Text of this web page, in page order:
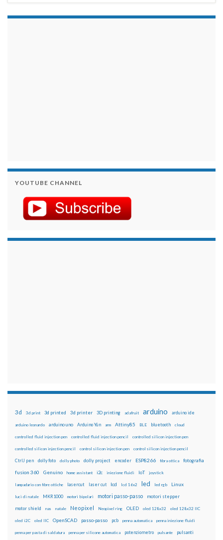
YOUTUBE CHANNEL
3d 3d print 3d printed 3d printer 3D printing adafruit arduino arduino ide
arduino leonardo arduino uno Arduino Yún arm Attiny85 BLE bluetooth cloud
controlled fluid injection pen controlled fluid injection pencil controlled silicon injection pen
controlled silicon injection pencil control silicon injection pen control silicon injection pencil
CtrlJ pen dolly foto dolly photo dolly project encoder ESP8266 fibra ottica fotografia
fusion 360 Genuino home assistant i2c iniezione fluidi IoT joystick
lampadario con fibre ottiche lasercut laser cut lcd lcd 16x2 led led rgb Linux
luci di natale MKR1000 motori bipolari motori passo-passo motori stepper
motor shield nas natale Neopixel Neopixel ring OLED oled 128x32 oled 128x32 IIC
oled i2C oled IIC OpenSCAD passo-passo pcb penna automatica penna iniezione fluidi
penna per pasta di saldatura penna per silicone automatica potenziometro pulsante pulsanti